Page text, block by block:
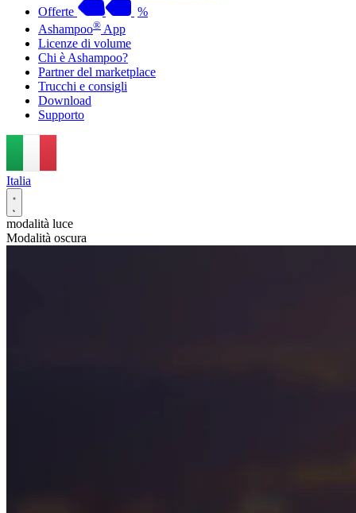
Offerte
%
Ashampoo® App
Licenze di volume
Chi è Ashampoo?
Partner del marketplace
Trucchi e consigli
Download
Supporto
Italia
modalità luce
Modalità oscura